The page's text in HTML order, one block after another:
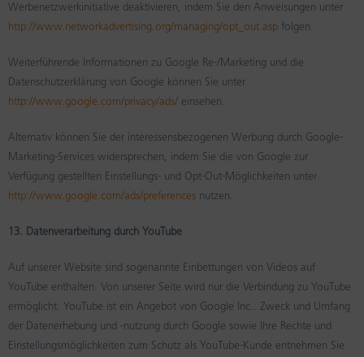
Werbenetzwerkinitiative deaktivieren, indem Sie den Anweisungen unter
http://www.networkadvertising.org/managing/opt_out.asp folgen.
Weiterführende Informationen zu Google Re-/Marketing und die
Datenschutzerklärung von Google können Sie unter
http://www.google.com/privacy/ads/ einsehen.
Alternativ können Sie der interessensbezogenen Werbung durch Google-
Marketing-Services widersprechen, indem Sie die von Google zur
Verfügung gestellten Einstellungs- und Opt-Out-Möglichkeiten unter
http://www.google.com/ads/preferences nutzen.
13. Datenverarbeitung durch YouTube
Auf unserer Website sind sogenannte Einbettungen von Videos auf
YouTube enthalten. Von unserer Seite wird nur die Verbindung zu YouTube
ermöglicht. YouTube ist ein Angebot von Google Inc.. Zweck und Umfang
der Datenerhebung und -nutzung durch Google sowie Ihre Rechte und
Einstellungsmöglichkeiten zum Schutz als YouTube-Kunde entnehmen Sie